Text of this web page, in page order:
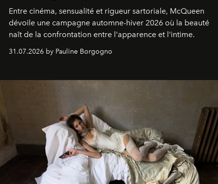
Entre cinéma, sensualité et rigueur sartoriale, McQueen
dévoile une campagne automne-hiver 2026 où la beauté
naît de la confrontation entre l'apparence et l'intime.
31.07.2026 by Pauline Borgogno